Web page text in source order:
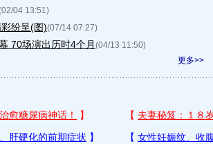
04 13:51)
纷呈(图)(07/14 07:27)
70场演出历时4个月 (04/13 11:50)
更多>>